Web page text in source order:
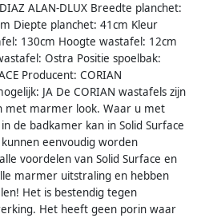
ALAN-DLUX Breedte planchet:
Diepte planchet: 41cm Kleur
130cm Hoogte wastafel: 12cm
Ostra Positie spoelbak:
Producent: CORIAN
JA De CORIAN wastafels zijn
met marmer look. Waar u met
de badkamer kan in Solid Surface
eenvoudig worden
voordelen van Solid Surface en
marmer uitstraling en hebben
Het is bestendig tegen
Het heeft geen porin waar